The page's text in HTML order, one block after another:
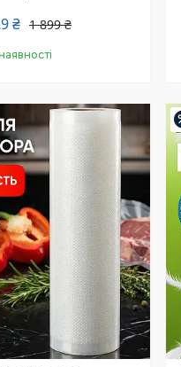
1 899 ₴
₴
Купити